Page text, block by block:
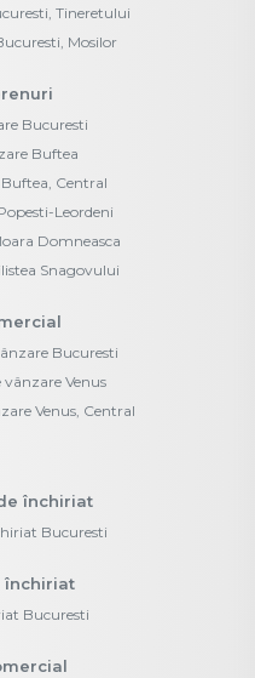
Tineretului
Mosilor
Bucuresti
Buftea
Central
Leordeni
Domneasca
Snagovului
Bucuresti
Venus
Venus, Central
închiriat
Bucuresti
închiriat
Bucuresti